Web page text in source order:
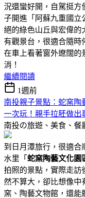
況還蠻好開，自駕挺
子開進「阿蘇九重國立
絕的綠色山丘與宏偉的
有觀景台，很適合隨時
在車上看著窗外遼闊的
消！
繼續閱讀
1週前
南投親子景點：蛇窯陶
一次玩！親手拉胚做出
南投の旅遊、美食、餐
到日月潭旅行，很適合
水里「 蛇窯陶藝文化園
拍照的景點，實際走訪
然不算大，卻比想像中
窯、陶藝文物館，還能